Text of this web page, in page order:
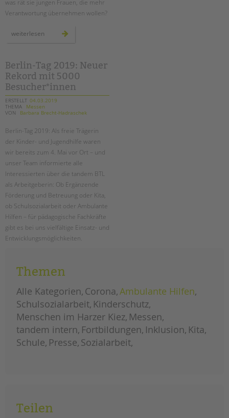
was rät sie jungen Frauen, die mehr
Verantwortung übernehmen wollen?
weiterlesen frauen
perspektiven
Berlin-Tag 2019: Neuer
Rekord mit 5000
Besucher*innen
ERSTELLT 04.03.2019
THEMA
Messen
VON
Barbara Brecht-Hadraschek
Berlin-Tag 2019: Als freie Trägerin
der Kinder- und Jugendhilfe waren
wir bereits zum 4. Mai vor Ort – und
unser Team informierte alle
Interessierten über die tandem BTL
als Arbeitgeberin: Ob Ergänzende
Förderung und Betreuung oder Kita,
ob Schulsozialarbeit oder Ambulante
Hilfen – für pädagogische Fachkräfte
gibt es bei uns vielfältige Einsatz- und
Entwicklungsmöglichkeiten.
2019:
neuer
mit
5000
besucher*innen
Themen
Alle Kategorien Corona Ambulante Hilfen
Schulsozialarbeit Kinderschutz
Menschen im Harzer Kiez Messen
tandem intern Fortbildungen Inklusion Kita
Schule Presse Sozialarbeit
Teilen